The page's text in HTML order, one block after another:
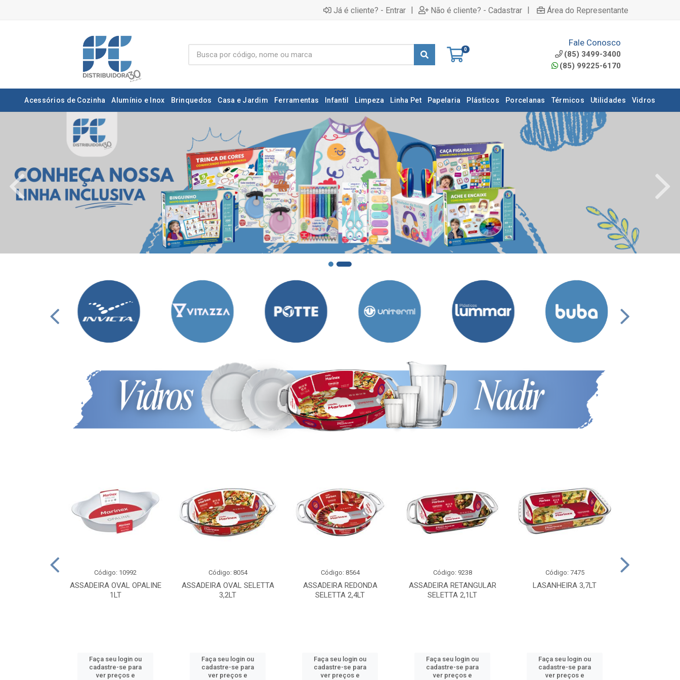
Já é cliente? - Entrar | Não é cliente? - Cadastrar | Área do Representante
0
Fale Conosco
(85) 3499-3400
(85) 99225-6170
Acessórios de Cozinha Alumínio e Inox Brinquedos Casa e Jardim Ferramentas Infantil Limpeza Linha Pet Papelaria Plásticos Porcelanas Térmicos Utilidades Vidros
ASSADEIRA OVAL OPALINE
1LT
Código: 10992
Faça seu login ou
cadastre-se para
ver preços e
ASSADEIRA OVAL SELETTA
3,2LT
Código: 8054
Faça seu login ou
cadastre-se para
ver preços e
ASSADEIRA REDONDA
SELETTA 2,4LT
Código: 8564
Faça seu login ou
cadastre-se para
ver preços e
ASSADEIRA RETANGULAR
SELETTA 2,1LT
Código: 9238
Faça seu login ou
cadastre-se para
ver preços e
LASANHEIRA 3,7LT
Código: 7475
Faça seu login ou
cadastre-se para
ver preços e